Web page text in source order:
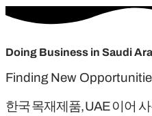
Doing Business in Saudi
Finding New
한국 목재제품, UAE 이어